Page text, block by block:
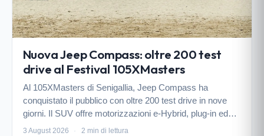
Nuova Jeep Compass: oltre 200 test
drive al Festival 105XMasters
Al 105XMasters di Senigallia, Jeep Compass ha
conquistato il pubblico con oltre 200 test drive in nove
giorni. Il SUV offre motorizzazioni e-Hybrid, plug-in ed
elettriche fino a 650 km di autonomia.
3 August 2026 · 2 min di lettura